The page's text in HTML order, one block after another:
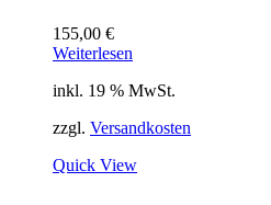
155,00 €
Weiterlesen
inkl. 19 % MwSt.
zzgl. Versandkosten
Quick View